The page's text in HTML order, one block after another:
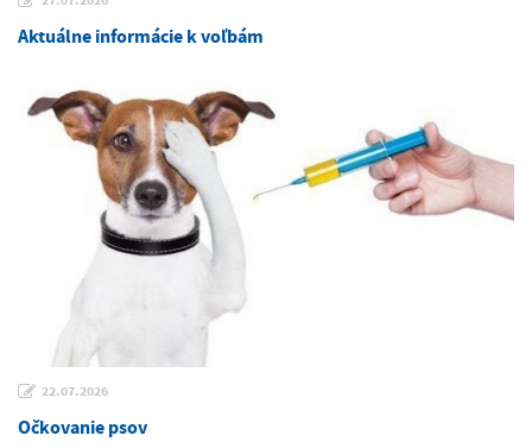
Aktuálne informácie k voľbám
22.07.2026
Očkovanie psov